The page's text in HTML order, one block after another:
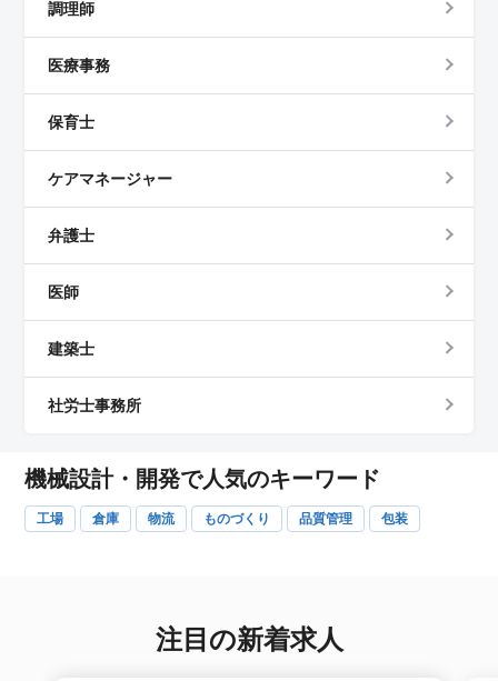
調理師
医療事務
保育士
ケアマネージャー
弁護士
医師
建築士
社労士事務所
機械設計・開発で人気のキーワード
工場 倉庫 物流 ものづくり 品質管理 包装
注目の新着求人